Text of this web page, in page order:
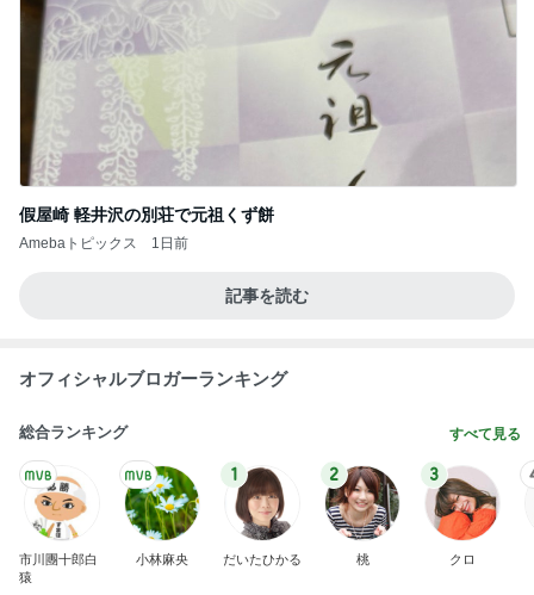
假屋崎 軽井沢の別荘で元祖くず餅
Amebaトピックス 1日前
記事を読む
オフィシャルブロガーランキング
総合ランキング すべて見る
市川團十郎白
猿
小林麻央
1
だいたひかる
2
桃
3
クロ